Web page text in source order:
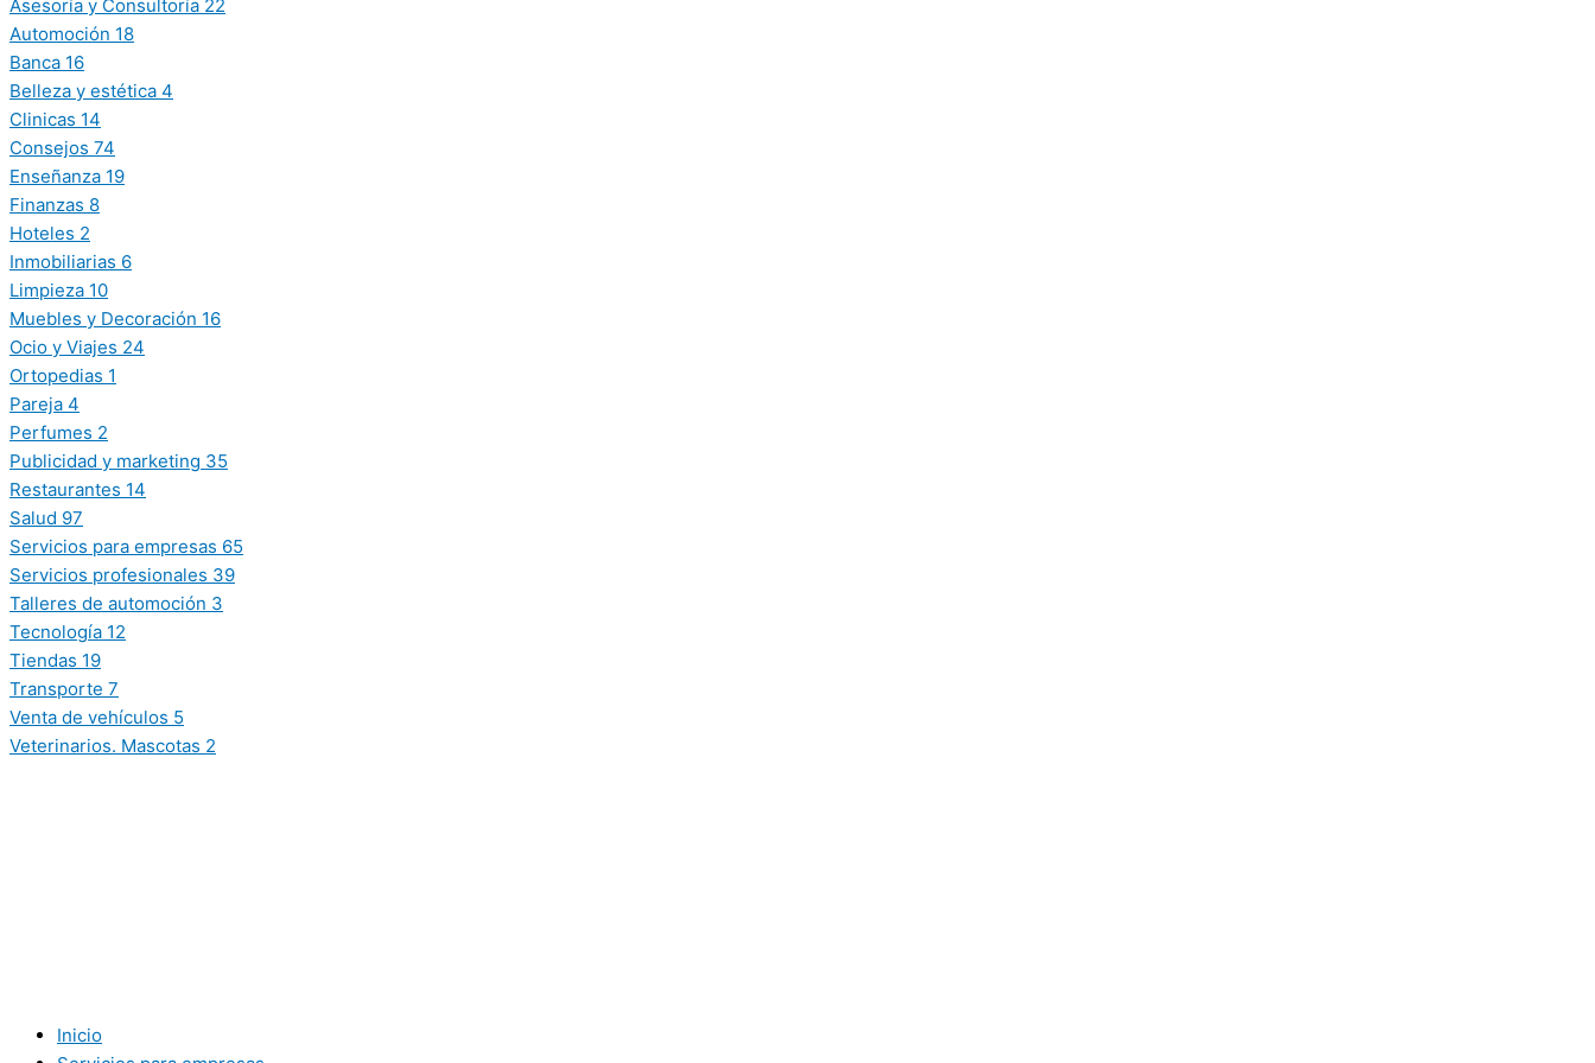
Asesoría y Consultoría 22
Automoción 18
Banca 16
Belleza y estética 4
Clinicas 14
Consejos 74
Enseñanza 19
Finanzas 8
Hoteles 2
Inmobiliarias 6
Limpieza 10
Muebles y Decoración 16
Ocio y Viajes 24
Ortopedias 1
Pareja 4
Perfumes 2
Publicidad y marketing 35
Restaurantes 14
Salud 97
Servicios para empresas 65
Servicios profesionales 39
Talleres de automoción 3
Tecnología 12
Tiendas 19
Transporte 7
Venta de vehículos 5
Veterinarios. Mascotas 2
Inicio